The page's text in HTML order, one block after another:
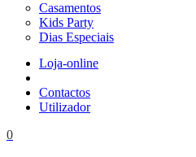
Casamentos
Kids Party
Dias Especiais
Loja-online
Contactos
Utilizador
0